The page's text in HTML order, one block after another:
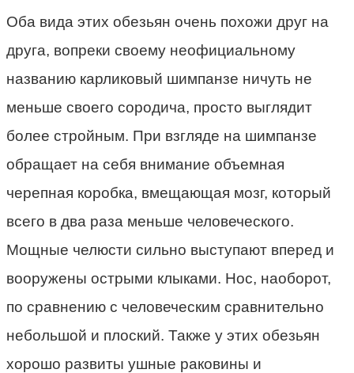
Оба вида этих обезьян очень похожи друг на
друга, вопреки своему неофициальному
названию карликовый шимпанзе ничуть не
меньше своего сородича, просто выглядит
более стройным. При взгляде на шимпанзе
обращает на себя внимание объемная
черепная коробка, вмещающая мозг, который
всего в два раза меньше человеческого.
Мощные челюсти сильно выступают вперед и
вооружены острыми клыками. Нос, наоборот,
по сравнению с человеческим сравнительно
небольшой и плоский. Также у этих обезьян
хорошо развиты ушные раковины и